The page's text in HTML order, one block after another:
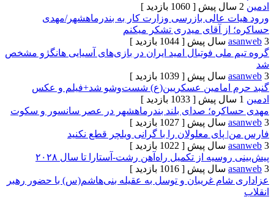
[ 1060 بازدید ]
عالی بازرسی وزارت کار به بندرماهشهر/مهدی
آقای میدری تشکر میکنم
[ 1044 بازدید ]
فوتبال امید ایران در بازی‌های آسیایی هانگژو مشخص
[ 1039 بازدید ]
امامین عسکریین(ع) شست‌وشو شد+فیلم و عکس
[ 1033 بازدید ]
صدای بلند بندرماهشهر در عصر سانسور و سکوت
[ 1027 بازدید ]
معلولان را با گرانی ویلچر قطع نکنید
[ 1022 بازدید ]
از تکمیل راه‌آهن رشت-آستارا تا سال ‌۲۰۲۸
[ 1016 بازدید ]
غریبان و توسل به عقیله بنی‌هاشم(س) با حضور رهبر